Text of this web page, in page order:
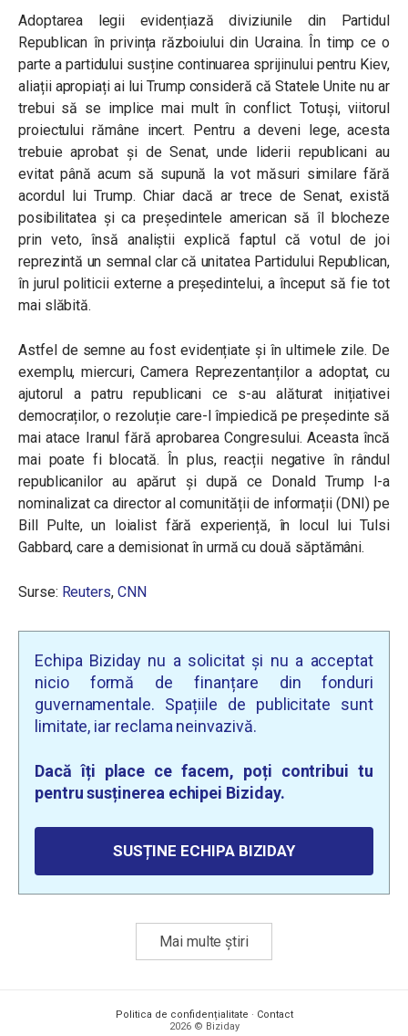
Adoptarea legii evidențiază diviziunile din Partidul
Republican în privința războiului din Ucraina. În timp ce o
parte a partidului susține continuarea sprijinului pentru Kiev,
aliații apropiați ai lui Trump consideră că Statele Unite nu ar
trebui să se implice mai mult în conflict. Totuși, viitorul
proiectului rămâne incert. Pentru a deveni lege, acesta
trebuie aprobat și de Senat, unde liderii republicani au
evitat până acum să supună la vot măsuri similare fără
acordul lui Trump. Chiar dacă ar trece de Senat, există
posibilitatea și ca președintele american să îl blocheze
prin veto, însă analiștii explică faptul că votul de joi
reprezintă un semnal clar că unitatea Partidului Republican,
în jurul politicii externe a președintelui, a început să fie tot
mai slăbită.
Astfel de semne au fost evidențiate și în ultimele zile. De
exemplu, miercuri,Camera Reprezentanților a adoptat, cu
ajutorul a patru republicani ce s-au alăturat inițiativei
democraților, o rezoluție care-l împiedică pe președinte să
mai atace Iranul fără aprobarea Congresului. Aceasta încă
mai poate fi blocată. În plus, reacții negative în rândul
republicanilor au apărut și după ce Donald Trump l-a
nominalizat ca director al comunității de informații (DNI) pe
Bill Pulte, un loialist fără experiență, în locul lui Tulsi
Gabbard, care a demisionat în urmă cu două săptămâni.
Surse: Reuters, CNN
Echipa Biziday nu a solicitat și nu a acceptat
nicio formă de finanțare din fonduri
guvernamentale. Spațiile de publicitate sunt
limitate, iar reclama neinvazivă.
Dacă îți place ce facem, poți contribui tu
pentru susținerea echipei Biziday.
SUSȚINE ECHIPA BIZIDAY
Mai multe știri
Politica de confidențialitate · Contact
2026 © Biziday